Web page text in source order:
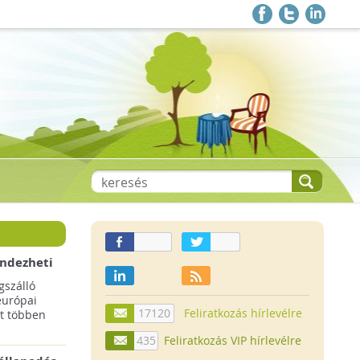
többen
17120
Feliratkozás hírlevélre
435
Feliratkozás VIP hírlevélre